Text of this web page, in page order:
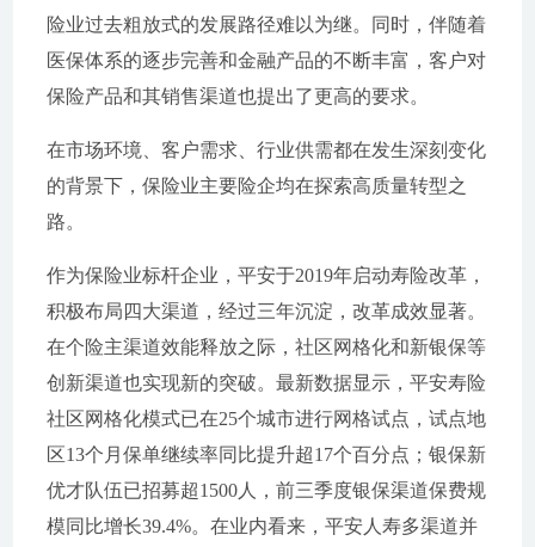
险业过去粗放式的发展路径难以为继。同时，伴随着
医保体系的逐步完善和金融产品的不断丰富，客户对
保险产品和其销售渠道也提出了更高的要求。
在市场环境、客户需求、行业供需都在发生深刻变化
的背景下，保险业主要险企均在探索高质量转型之
路。
作为保险业标杆企业，平安于2019年启动寿险改革，
积极布局四大渠道，经过三年沉淀，改革成效显著。
在个险主渠道效能释放之际，社区网格化和新银保等
创新渠道也实现新的突破。最新数据显示，平安寿险
社区网格化模式已在25个城市进行网格试点，试点地
区13个月保单继续率同比提升超17个百分点；银保新
优才队伍已招募超1500人，前三季度银保渠道保费规
模同比增长39.4%。在业内看来，平安人寿多渠道并